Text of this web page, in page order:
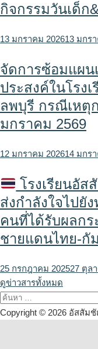
กิจกรรมวันเด็ก
13 มกราคม 202613 มกร
จัดการซ้อมแผ
ประสงค์ในโรง
ลพบุรี กรณีเหตุ
มกราคม 2569
12 มกราคม 202614 มกร
โรงเรียนอั
ส่งกำลังใจไปยั
คนที่ได้รับผลก
ชายแดนไทย-กั
25 กรกฎาคม 202527 ตุล
ดูข่าวสารทั้งหมด
ค้นหา
สำหรับ:
Copyright © 2026 อัสสัม